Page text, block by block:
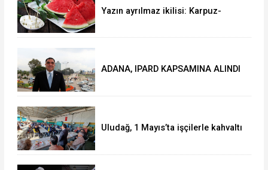
Yazın ayrılmaz ikilisi: Karpuz-
ADANA, IPARD KAPSAMINA ALINDI
Uludağ, 1 Mayıs’ta işçilerle kahvaltı